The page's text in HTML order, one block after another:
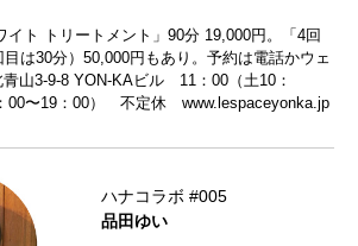
イト トリートメント」90分 19,000円。「4回
は30分）50,000円もあり。予約は電話かウェ
山3-9-8 YON-KAビル 11：00（土10：
00〜19：00） 不定休 www.lespaceyonka.jp
ハナコラボ #005
品田ゆい